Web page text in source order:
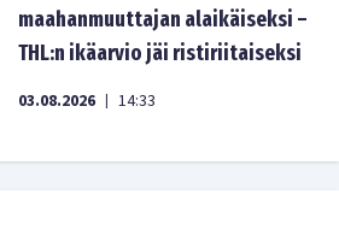
maahanmuuttajan alaikäiseksi –
THL:n ikäarvio jäi ristiriitaiseksi
03.08.2026 | 14:33